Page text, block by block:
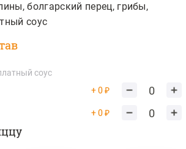
180 ₽
390 ₽
190 ₽
болгарский перец грибы
соус
соус
+ 0 ₽ 0
+ 0 ₽
0